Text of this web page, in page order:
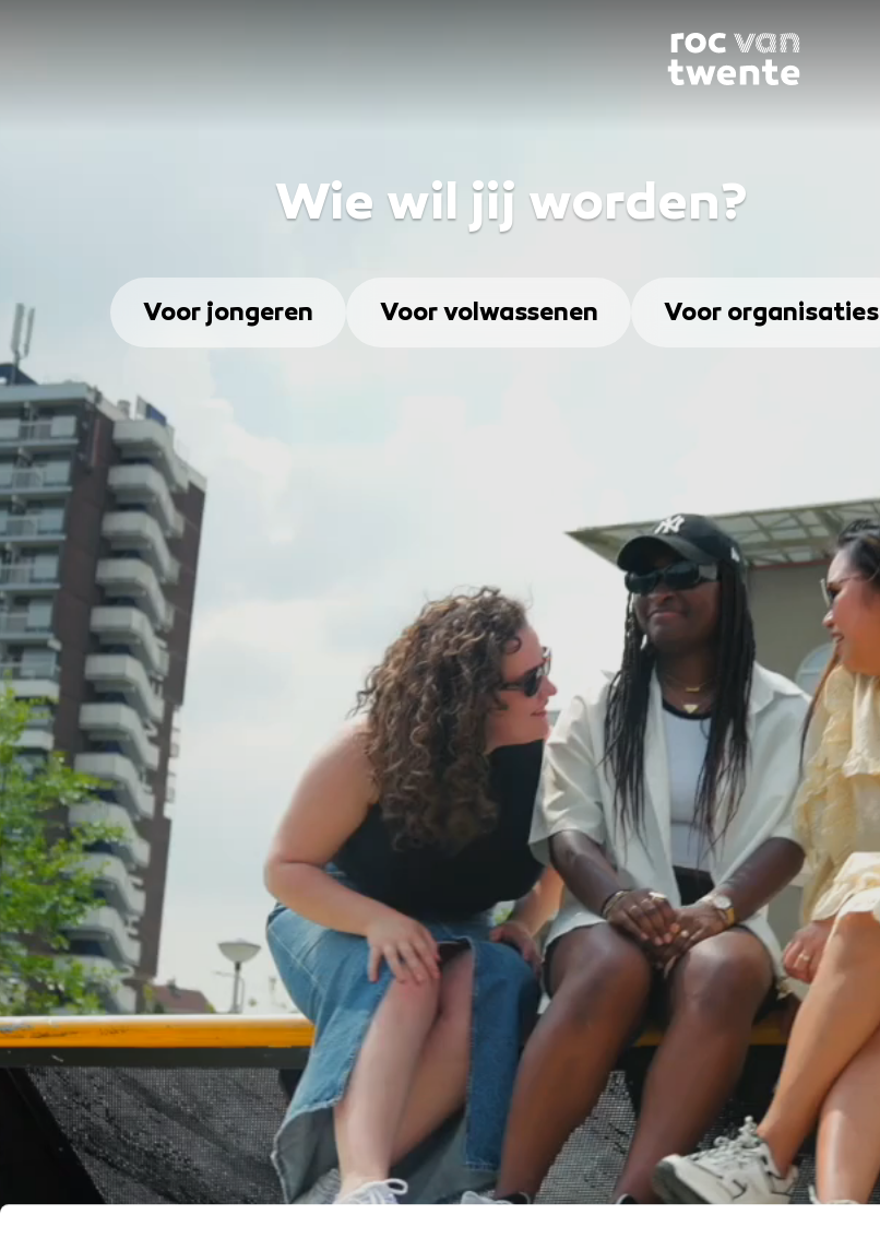
Wie wil jij worden?
Voor jongeren Voor volwassenen Voor organisaties